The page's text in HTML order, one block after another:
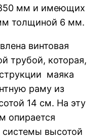
мм и имеющих
толщиной 6 мм.
винтовая
трубой, которая,
маяка
раму из
14 см. На эту
опирается
системы высотой